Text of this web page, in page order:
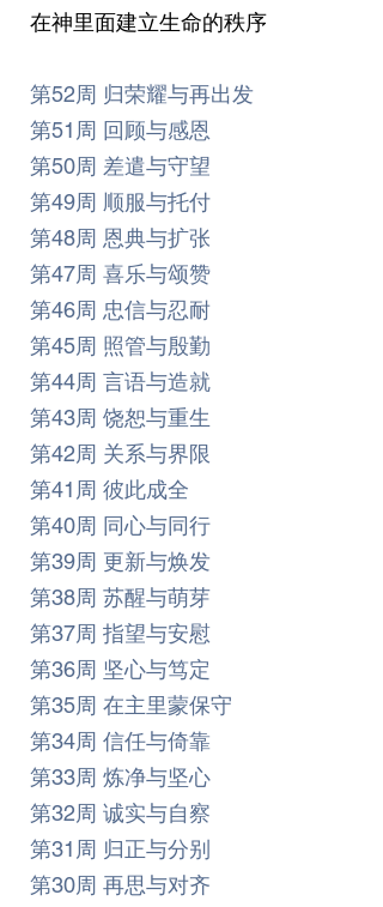
在神里面建立生命的秩序
第52周 归荣耀与再出发
第51周 回顾与感恩
第50周 差遣与守望
第49周 顺服与托付
第48周 恩典与扩张
第47周 喜乐与颂赞
第46周 忠信与忍耐
第45周 照管与殷勤
第44周 言语与造就
第43周 饶恕与重生
第42周 关系与界限
第41周 彼此成全
第40周 同心与同行
第39周 更新与焕发
第38周 苏醒与萌芽
第37周 指望与安慰
第36周 坚心与笃定
第35周 在主里蒙保守
第34周 信任与倚靠
第33周 炼净与坚心
第32周 诚实与自察
第31周 归正与分别
第30周 再思与对齐